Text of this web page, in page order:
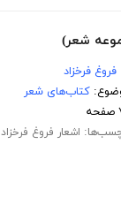
شعر)
فروغ فرخزاد
کتاب‌های شعر
اشعار فروغ فرخزاد